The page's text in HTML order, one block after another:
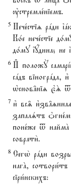
ўстремле1ніемъ.
5 Нече1стіz рaди
Ко1е нече1стіе
до1му їyдина; не
6 И# положY
сaдъ віногрaда,
њснов†ніz є3S
7 и3 вс‰
запалsтъ
поне1же t наймA
соврати2.
8 Сегw2 рaди
нагA,
сіри1нскихъ: